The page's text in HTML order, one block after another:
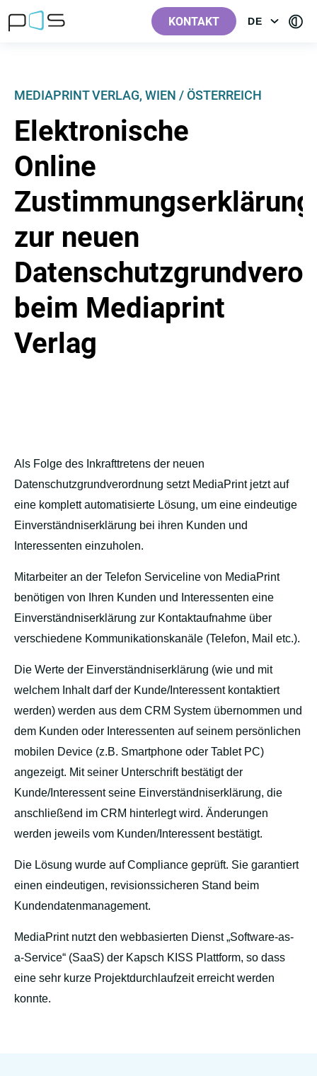
AT]
AT]
AT]
KONTAKT DE
OPEN
AT]
MEDIAPRINT VERLAG, WIEN / ÖSTERREICH
Elektronische
Online
Zustimmungserklärung
zur neuen
beim Mediaprint
Verlag
Als Folge des Inkrafttretens der neuen
Datenschutzgrundverordnung setzt MediaPrint jetzt auf
eine komplett automatisierte Lösung, um eine eindeutige
Einverständniserklärung bei ihren Kunden und
Interessenten einzuholen.
Mitarbeiter an der Telefon Serviceline von MediaPrint
benötigen von Ihren Kunden und Interessenten eine
Einverständniserklärung zur Kontaktaufnahme über
verschiedene Kommunikationskanäle (Telefon, Mail etc.).
Die Werte der Einverständniserklärung (wie und mit
welchem Inhalt darf der Kunde/Interessent kontaktiert
werden) werden aus dem CRM System übernommen und
dem Kunden oder Interessenten auf seinem persönlichen
mobilen Device (z.B. Smartphone oder Tablet PC)
angezeigt. Mit seiner Unterschrift bestätigt der
Kunde/Interessent seine Einverständniserklärung, die
anschließend im CRM hinterlegt wird. Änderungen
werden jeweils vom Kunden/Interessent bestätigt.
Die Lösung wurde auf Compliance geprüft. Sie garantiert
einen eindeutigen, revisionssicheren Stand beim
Kundendatenmanagement.
MediaPrint nutzt den webbasierten Dienst „Software-as-
a-Service“ (SaaS) der Kapsch KISS Plattform, so dass
eine sehr kurze Projektdurchlaufzeit erreicht werden
konnte.